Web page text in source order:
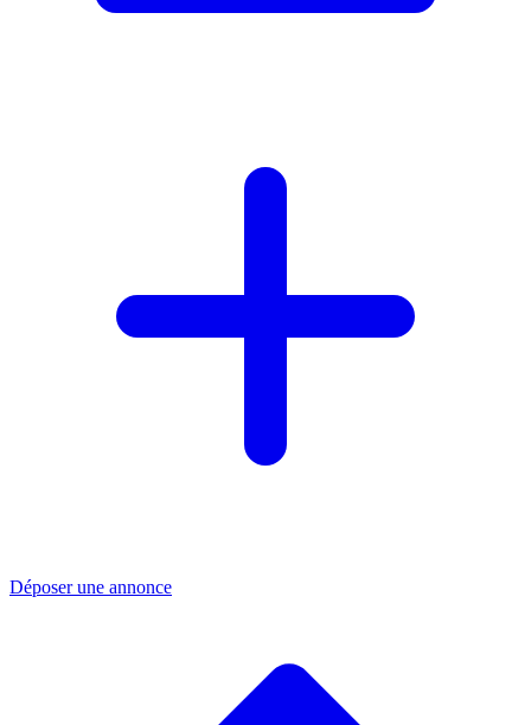
Déposer une annonce